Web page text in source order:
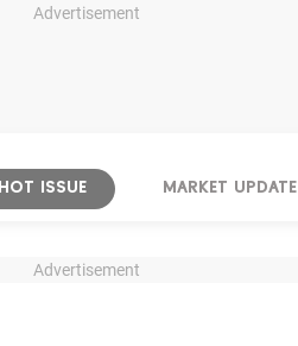
Advertisement
HOT ISSUE MARKET UPDATE
Advertisement